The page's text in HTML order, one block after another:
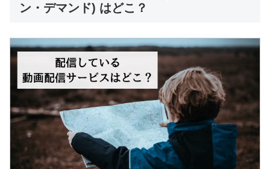
ン・デマンド) はどこ？